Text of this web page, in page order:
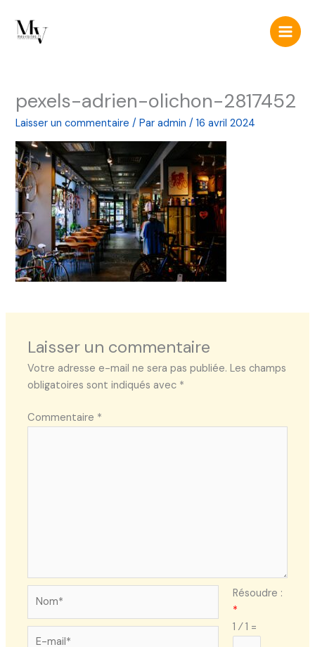
contenu
Main
pexels-adrien-olichon-2817452
Laisser un commentaire / Paradmin/16 avril 2024
Laisser un commentaire
Votre adresse e-mail ne sera pas publiée. Les champs
obligatoires sont indiqués avec *
Commentaire *
Résoudre :
*
1 ⁄ 1 =